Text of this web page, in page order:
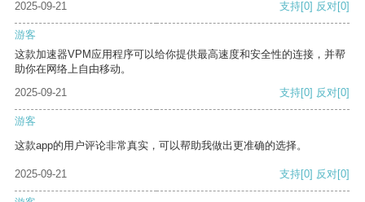
2025-09-21 支持[0] 反对[0]
游客
这款加速器VPM应用程序可以给你提供最高速度和安全性的连接，并帮
助你在网络上自由移动。
2025-09-21
支持[0] 反对[0]
游客
这款app的用户评论非常真实，可以帮助我做出更准确的选择。
2025-09-21 支持[0] 反对[0]